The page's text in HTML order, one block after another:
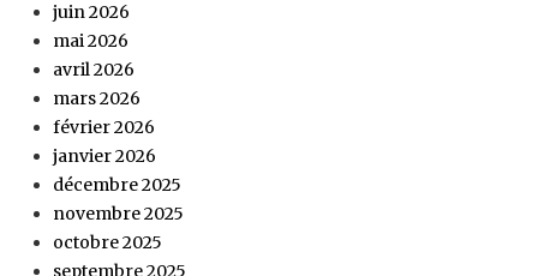
juin 2026
mai 2026
avril 2026
mars 2026
février 2026
janvier 2026
décembre 2025
novembre 2025
octobre 2025
septembre 2025